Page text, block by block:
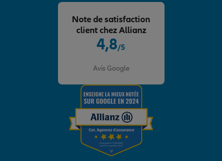
4,8/5
Avis Google
Note de satisfaction
client chez Allianz